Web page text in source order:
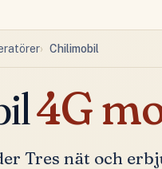
Chilimobil
4G
Tres nät och